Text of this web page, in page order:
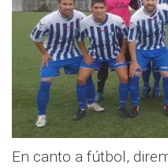
En canto a fútbol,